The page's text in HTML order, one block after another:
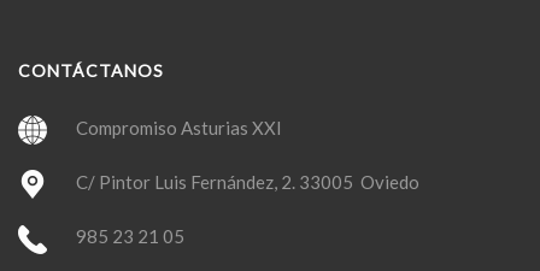
CONTÁCTANOS
Compromiso Asturias XXI
C/ Pintor Luis Fernández, 2. 33005 Oviedo
985 23 21 05